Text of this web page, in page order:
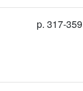
p. 317-359